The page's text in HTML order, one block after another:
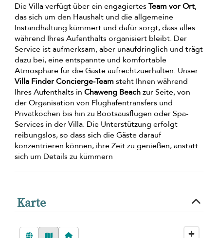
Die Villa verfügt über ein engagiertesTeam vor Ort,
das sich um den Haushalt und die allgemeine
Instandhaltung kümmert und dafür sorgt, dass alles
während Ihres Aufenthalts organisiert bleibt. Der
Service ist aufmerksam, aber unaufdringlich und trägt
dazu bei, eine entspannte und komfortable
Atmosphäre für die Gäste aufrechtzuerhalten. Unser
Villa Finder Concierge-Teamsteht Ihnen während
Ihres Aufenthalts in Chaweng Beachzur Seite, von
der Organisation von Flughafentransfers und
Privatköchen bis hin zu Bootsausflügen oder Spa-
Services in der Villa. Die Unterstützung erfolgt
reibungslos, so dass sich die Gäste darauf
konzentrieren können, ihre Zeit zu genießen, anstatt
sich um Details zu kümmern
Karte